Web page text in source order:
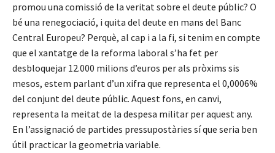
promou una comissió de la veritat sobre el deute públic? O
bé una renegociació, i quita del deute en mans del Banc
Central Europeu? Perquè, al cap i a la fi, si tenim en compte
que el xantatge de la reforma laboral s’ha fet per
desbloquejar 12.000 milions d’euros per als pròxims sis
mesos, estem parlant d’un xifra que representa el 0,0006%
del conjunt del deute públic. Aquest fons, en canvi,
representa la meitat de la despesa militar per aquest any.
En l’assignació de partides pressupostàries sí que seria ben
útil practicar la geometria variable.